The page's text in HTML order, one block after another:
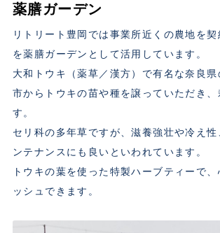
薬膳ガーデン
リトリート豊岡では事業所近くの農地を
を薬膳ガーデンとして活用しています。
大和トウキ（薬草／漢方）で有名な奈良
市からトウキの苗や種を譲っていただき、
す。
セリ科の多年草ですが、滋養強壮や冷え性
ンテナンスにも良いといわれています。
トウキの葉を使った特製ハーブティーで
ッシュできます。